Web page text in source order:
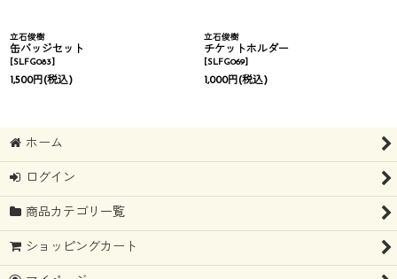
立石俊樹
缶バッジセット
[SLFG083]
1,500円(税込)
立石俊樹
チケットホルダー
[SLFG069]
1,000円(税込)
ホーム
ログイン
商品カテゴリ一覧
ショッピングカート